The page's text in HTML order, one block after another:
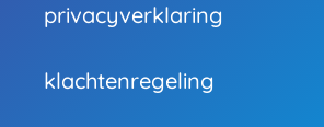
privacyverklaring
klachtenregeling